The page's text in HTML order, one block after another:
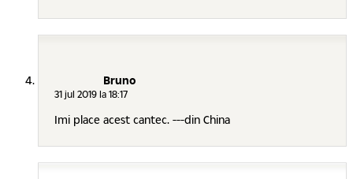
Bruno
31 jul 2019 la 18:17
Imi place acest cantec. ---din China